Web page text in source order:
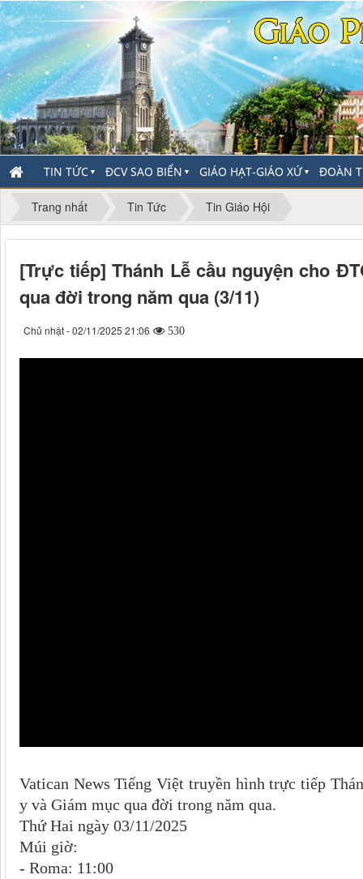
TIN TỨC ▼ ĐCV SAO BIỂN ▼ GIÁO HẠT-GIÁO XỨ▼ ĐOÀN
Trang nhất Tin Tức Tin Giáo Hội
[Trực tiếp] Thánh Lễ cầu nguyện cho
qua đời trong năm qua (3/11)
Chủ nhật - 02/11/2025 21:06 530
Vatican News Tiếng Việt truyền hình trực tiếp
y và Giám mục qua đời trong năm qua.
Thứ Hai ngày 03/11/2025
Múi giờ:
- Roma: 11:00